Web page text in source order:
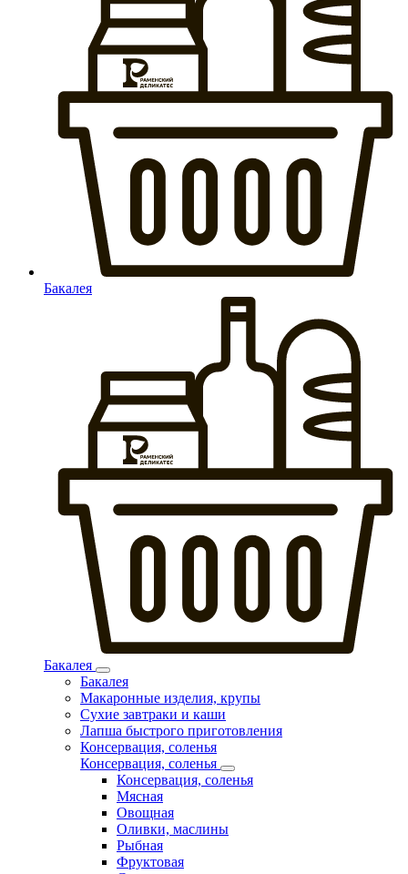
Бакалея
Бакалея
Бакалея
Макаронные изделия, крупы
Сухие завтраки и каши
Лапша быстрого приготовления
Консервация, соленья
Консервация, соленья
Консервация, соленья
Мясная
Овощная
Оливки, маслины
Рыбная
Фруктовая